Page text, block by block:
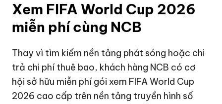
Xem FIFA World Cup 2026
miễn phí cùng NCB
Thay vì tìm kiếm nền tảng phát sóng hoặc chi
trả chi phí thuê bao, khách hàng NCB có cơ
hội sở hữu miễn phí gói xem FIFA World Cup
2026 cao cấp trên nền tảng truyền hình số